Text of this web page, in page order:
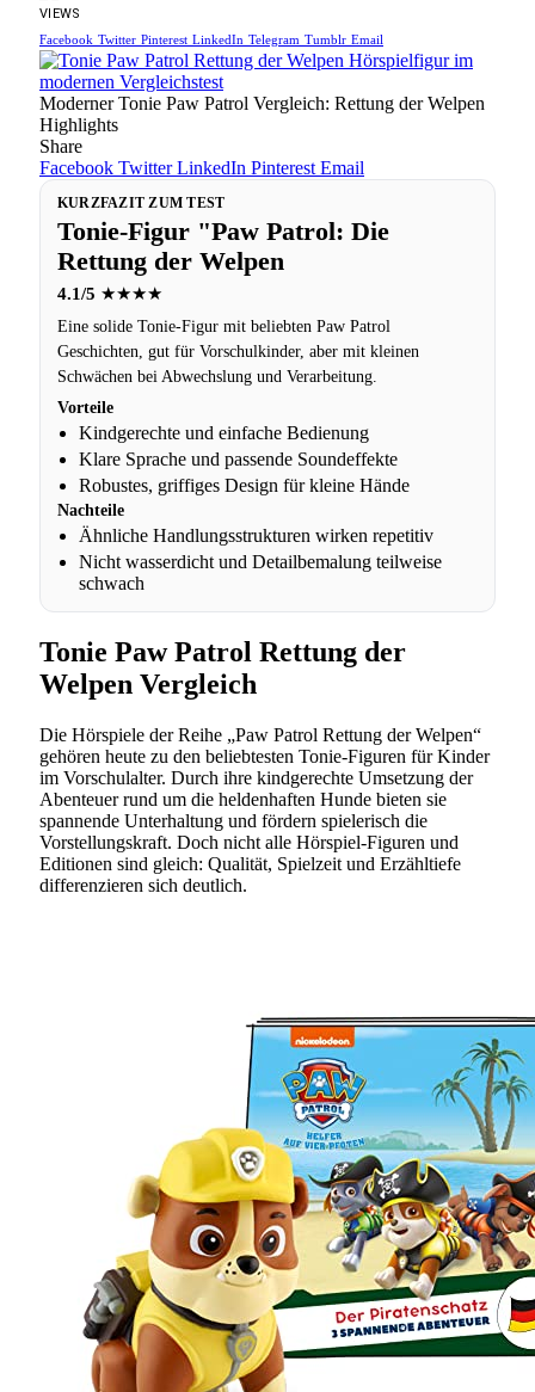
VIEWS
Facebook Twitter Pinterest LinkedIn Telegram Tumblr Email
Moderner Tonie Paw Patrol Vergleich: Rettung der Welpen
Highlights
Share
Facebook Twitter LinkedIn Pinterest Email
KURZFAZIT ZUM TEST
Tonie-Figur "Paw Patrol: Die
Rettung der Welpen
4.1/5 ★★★★
Eine solide Tonie-Figur mit beliebten Paw Patrol
Geschichten, gut für Vorschulkinder, aber mit kleinen
Schwächen bei Abwechslung und Verarbeitung.
Vorteile
Kindgerechte und einfache Bedienung
Klare Sprache und passende Soundeffekte
Robustes, griffiges Design für kleine Hände
Nachteile
Ähnliche Handlungsstrukturen wirken repetitiv
Nicht wasserdicht und Detailbemalung teilweise
schwach
Tonie Paw Patrol Rettung der
Welpen Vergleich
Die Hörspiele der Reihe „Paw Patrol Rettung der Welpen“
gehören heute zu den beliebtesten Tonie-Figuren für Kinder
im Vorschulalter. Durch ihre kindgerechte Umsetzung der
Abenteuer rund um die heldenhaften Hunde bieten sie
spannende Unterhaltung und fördern spielerisch die
Vorstellungskraft. Doch nicht alle Hörspiel-Figuren und
Editionen sind gleich: Qualität, Spielzeit und Erzähltiefe
differenzieren sich deutlich.